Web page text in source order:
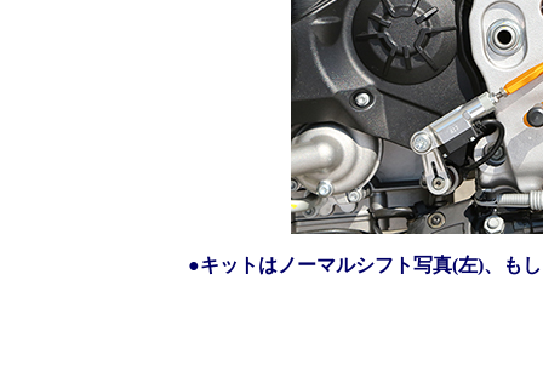
●キットはノーマルシフト写真(左)、も